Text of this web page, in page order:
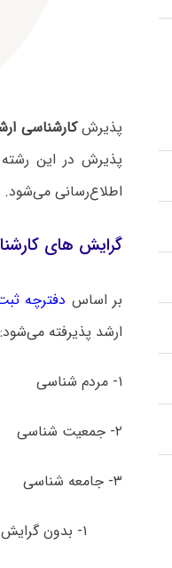
پذیرشکارشناسی
پذیرش در این
اطلاع‌رسانی می‌شود.
گرایش های
بر اساس دفترچه
ارشد پذیرفته می‌شود:
۱- مردم شناسی
۲- جمعیت شناسی
۳- جامعه شناسی
۱- بدون گرایش